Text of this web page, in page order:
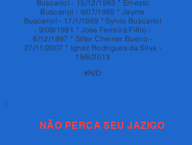
Buscariol - 15/12/1983 * Ernesto
Buscariol - 9/07/1985 * Jayme
Buscariol - 17/1/1989 * Sylvio Buscariol
- 9/09/1991 * Jose Ferreira Filho -
6/12/1997 * Silter Cheiner Bueno -
27/11/2007 * Ignez Rodrigues da Silva -
19/8/2013
#N/D
NÃO PERCA SEU JAZIGO